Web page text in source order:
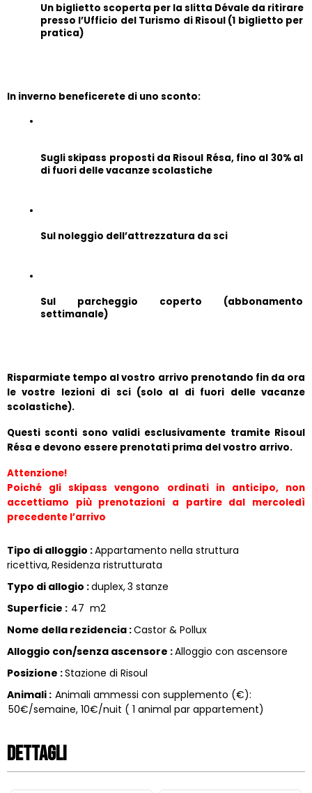
Un biglietto scoperta per la slitta Dévale da ritirare
presso l’Ufficio del Turismo di Risoul (1 biglietto per
pratica)
In inverno beneficerete di uno sconto:
Sugli skipass proposti da Risoul Résa, fino al 30% al
di fuori delle vacanze scolastiche
Sul noleggio dell’attrezzatura da sci
Sul parcheggio coperto (abbonamento
settimanale)
Risparmiate tempo al vostro arrivo prenotando fin da ora
le vostre lezioni di sci (solo al di fuori delle vacanze
scolastiche).
Questi sconti sono validi esclusivamente tramite Risoul
Résa e devono essere prenotati prima del vostro arrivo.
Attenzione!
Poiché gli skipass vengono ordinati in anticipo, non
accettiamo più prenotazioni a partire dal mercoledì
precedente l’arrivo
Tipo di alloggio :Appartamento nella struttura
ricettiva Residenza ristrutturata
Typo di allogio :duplex 3 stanze
Superficie : 47 m2
Nome della rezidencia :Castor & Pollux
Alloggio con/senza ascensore :Alloggio con ascensore
Posizione :Stazione di Risoul
Animali : Animali ammessi con supplemento (€):
50€/semaine, 10€/nuit ( 1 animal par appartement)
Dettagli